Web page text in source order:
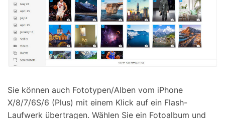
Sie können auch Fototypen/Alben vom iPhone
X/8/7/6S/6 (Plus) mit einem Klick auf ein Flash-
Laufwerk übertragen. Wählen Sie ein Fotoalbum und